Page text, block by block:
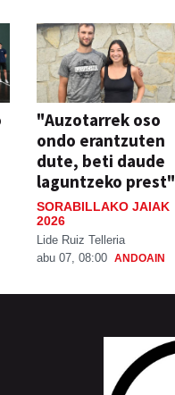
"Auzotarrek oso
ondo erantzuten
dute, beti daude
laguntzeko prest"
SORABILLAKO JAIAK
2026
Lide Ruiz Telleria
abu 07, 08:00 ANDOAIN